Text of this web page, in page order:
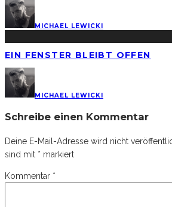
MICHAEL LEWICKI
EIN FENSTER BLEIBT OFFEN
MICHAEL LEWICKI
Schreibe einen Kommentar
Deine E-Mail-Adresse wird nicht
sind mit * markiert
Kommentar *